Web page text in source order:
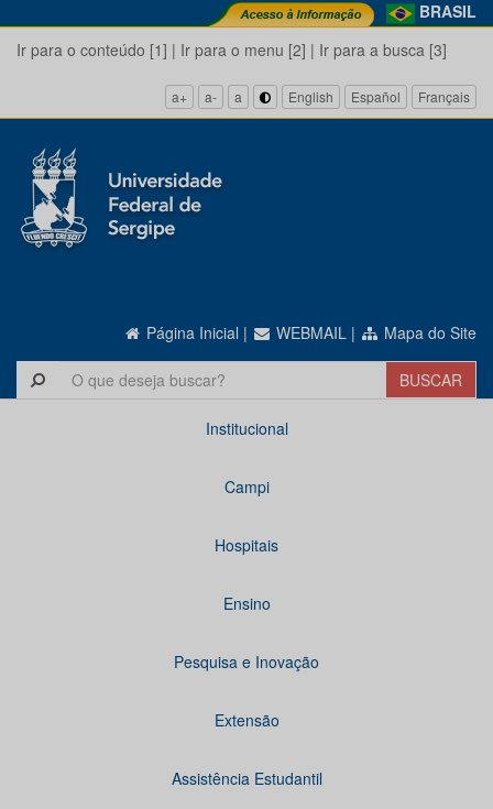
BRASIL
Ir para o conteúdo [1] | Ir para o menu [2] | Ir para a busca [3]
a+ a- a English Español Français
Página Inicial | WEBMAIL | Mapa do Site
Institucional
Campi
Hospitais
Ensino
Pesquisa e Inovação
Extensão
Assistência Estudantil